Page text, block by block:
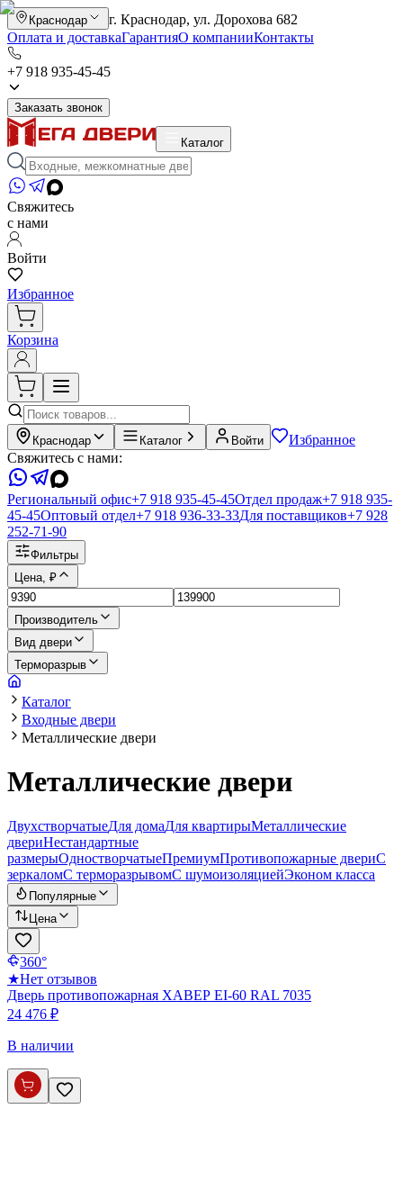
Краснодар
г. Краснодар, ул. Дорохова 682
Оплата и доставкаГарантияО компанииКонтакты
+7 918 935-45-45
Заказать звонок
Каталог
Свяжитесь
с нами
Войти
Избранное
Корзина
Краснодар Каталог Войти
Избранное
Свяжитесь с нами:
Региональный офис+7 918 935-45-45Отдел продаж+7 918 935-
45-45Оптовый отдел+7 918 936-33-33Для поставщиков+7 928
252-71-90
Фильтры
Цена, ₽
Производитель
Вид двери
Терморазрыв
Каталог
Входные двери
Металлические двери
Металлические двери
ДвухстворчатыеДля домаДля квартирыМеталлические
двериНестандартные
размерыОдностворчатыеПремиумПротивопожарные двериС
зеркаломС терморазрывомС шумоизоляциейЭконом класса
Популярные
Цена
360°
★Нет отзывов
Дверь противопожарная ХАВЕР EI-60 RAL 7035
24 476 ₽
В наличии